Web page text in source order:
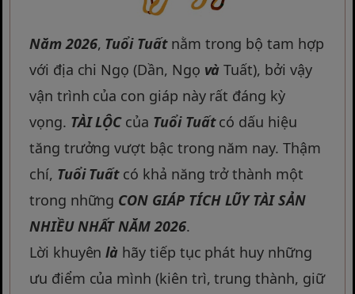
Năm 2026, Tuổi Tuấtnằm trong bộ tam hợp
với địa chi Ngọ (Dần, Ngọ và Tuất), bởi vậy
vận trình của con giáp này rất đáng kỳ
vọng. TÀI LỘCcủa Tuổi Tuấtcó dấu hiệu
tăng trưởng vượt bậc trong năm nay. Thậm
chí, Tuổi Tuấtcó khả năng trở thành một
trong những CON GIÁP TÍCH LŨY TÀI SẢN
NHIỀU NHẤT NĂM 2026.
Lời khuyênlà hãy tiếp tục phát huy những
ưu điểm của mình (kiên trì, trung thành, giữ